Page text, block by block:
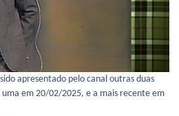
apresentado pelo canal outras duas
em 20/02/2025, e a mais recente em